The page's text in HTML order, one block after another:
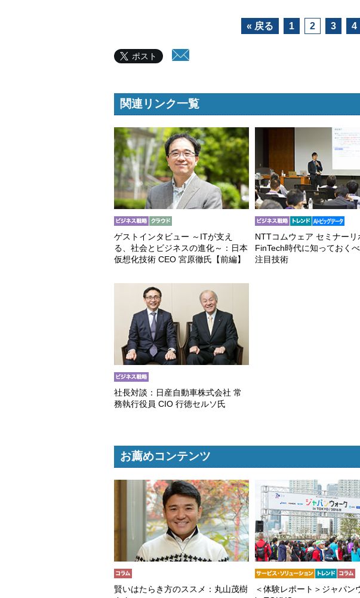
« 戻る 1 2 3 4
ポスト
関連リンク一覧
ゲストインタビュー ～ITが支え
る、社会とビジネスの進化～：日本
仮想化技術 CEO 宮原徹氏【前編】
NTTコムウェア セミナーリ
FinTech時代に知っておく
注目技術
社長対談：日産自動車株式会社 常
務執行役員 CIO 行徳セルソ氏
お薦めコンテンツ
賢いはたらき方のススメ：丸山茂樹
＜体験レポート＞ジャパン